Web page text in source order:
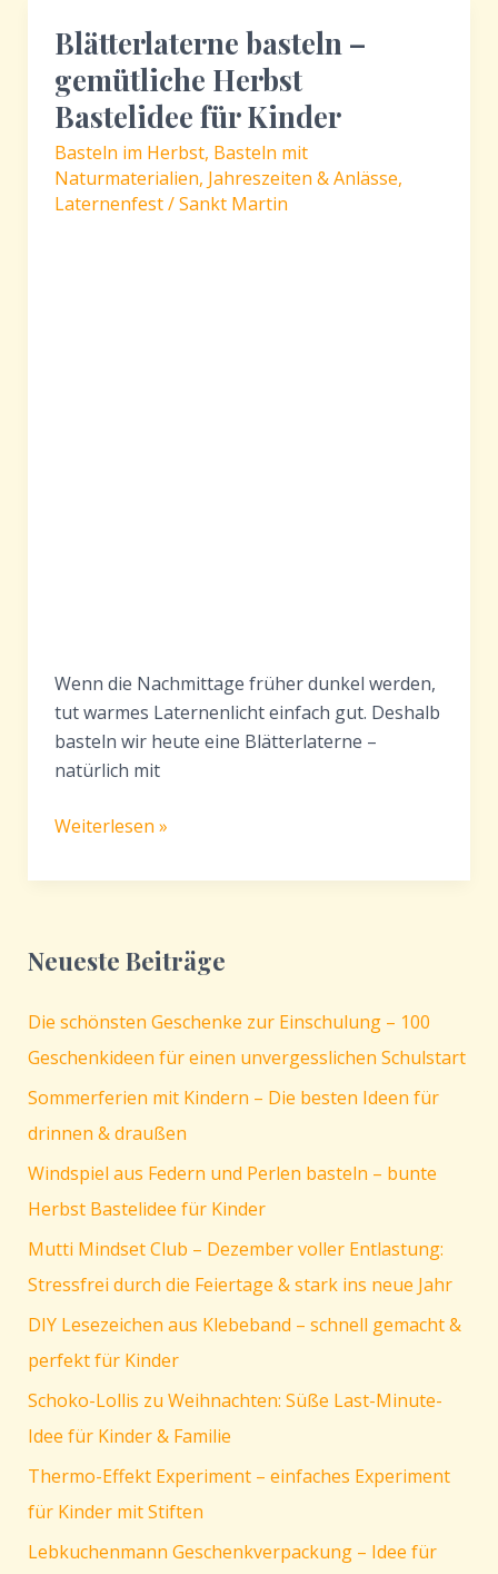
Kürbislaterne
aus
Papptellern
Blätterlaterne basteln –
gemütliche Herbst
Bastelidee für Kinder
Basteln im Herbst, Basteln mit
Naturmaterialien, Jahreszeiten & Anlässe,
Laternenfest / Sankt Martin
Wenn die Nachmittage früher dunkel werden,
tut warmes Laternenlicht einfach gut. Deshalb
basteln wir heute eine Blätterlaterne –
natürlich mit
Blätterlaterne
–
Bastelidee
Kinder
Weiterlesen »
Neueste Beiträge
Die schönsten Geschenke zur Einschulung – 100
Geschenkideen für einen unvergesslichen Schulstart
Sommerferien mit Kindern – Die besten Ideen für
drinnen & draußen
Windspiel aus Federn und Perlen basteln – bunte
Herbst Bastelidee für Kinder
Mutti Mindset Club – Dezember voller Entlastung:
Stressfrei durch die Feiertage & stark ins neue Jahr
DIY Lesezeichen aus Klebeband – schnell gemacht &
perfekt für Kinder
Schoko-Lollis zu Weihnachten: Süße Last-Minute-
Idee für Kinder & Familie
Thermo-Effekt Experiment – einfaches Experiment
für Kinder mit Stiften
Lebkuchenmann Geschenkverpackung – Idee für